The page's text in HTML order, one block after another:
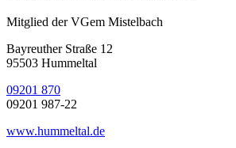
Mitglied der VGem Mistelbach
Bayreuther Straße 12
95503 Hummeltal
09201 870
09201 987-22
www.hummeltal.de